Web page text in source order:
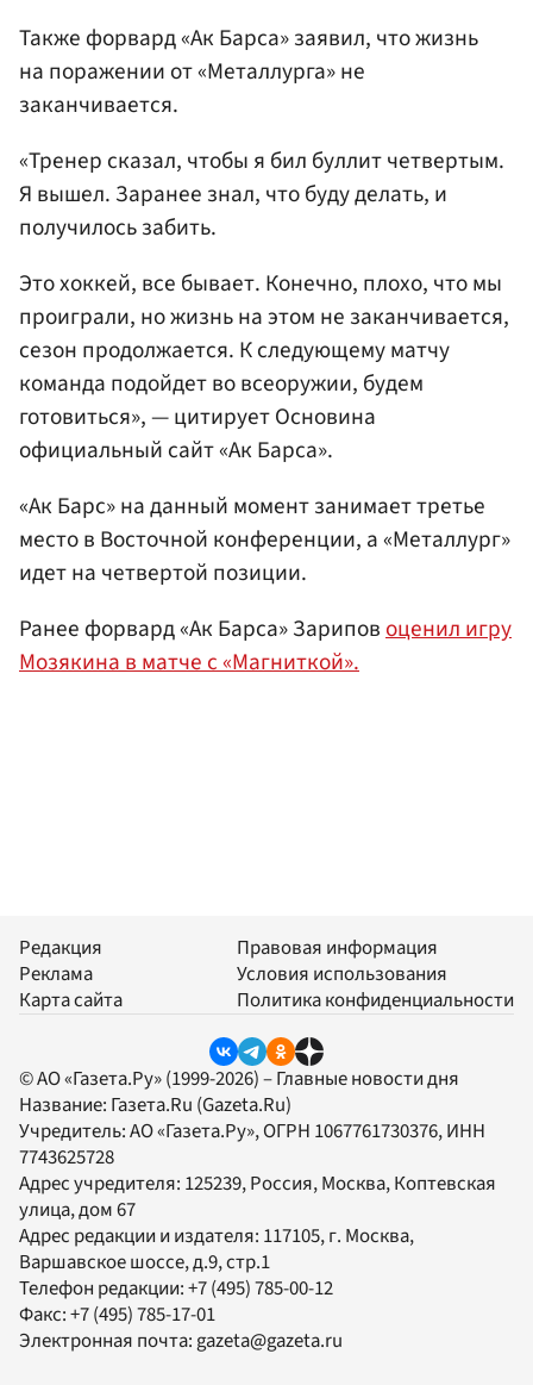
Также форвард «Ак Барса» заявил, что жизнь
на поражении от «Металлурга» не
заканчивается.
«Тренер сказал, чтобы я бил буллит четвертым.
Я вышел. Заранее знал, что буду делать, и
получилось забить.
Это хоккей, все бывает. Конечно, плохо, что мы
проиграли, но жизнь на этом не заканчивается,
сезон продолжается. К следующему матчу
команда подойдет во всеоружии, будем
готовиться», — цитирует Основина
официальный сайт «Ак Барса».
«Ак Барс» на данный момент занимает третье
место в Восточной конференции, а «Металлург»
идет на четвертой позиции.
Ранее форвард «Ак Барса» Зариповоценил игру
Мозякина в матче с «Магниткой».
Редакция
Реклама
Карта сайта
Правовая информация
Условия использования
Политика конфиденциальности
© АО «Газета.Ру» (1999-2026) – Главные новости дня
Название: Газета.Ru (Gazeta.Ru)
Учредитель:АО «Газета.Ру», ОГРН 1067761730376, ИНН
7743625728
Адрес учредителя: 125239, Россия, Москва, Коптевская
улица, дом 67
Адрес редакции и издателя: 117105, г. Москва,
Варшавское шоссе, д.9, стр.1
Телефон редакции:+7 (495) 785-00-12
Факс:+7 (495) 785-17-01
Электронная почта:gazeta@gazeta.ru